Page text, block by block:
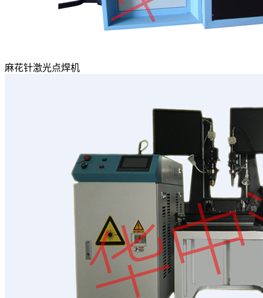
麻花针激光点焊机